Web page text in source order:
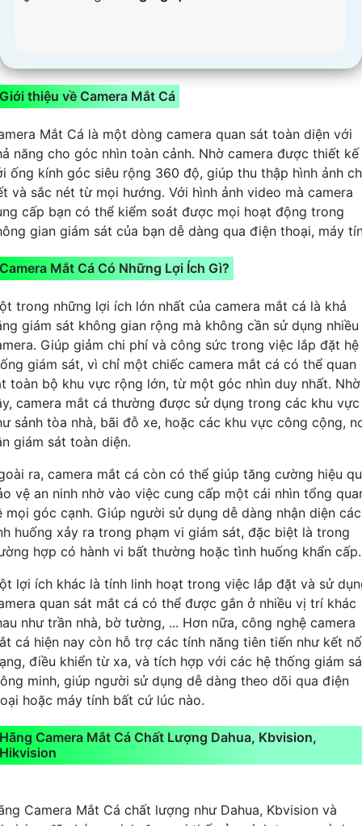
Giới thiệu về Camera Mắt Cá
Mắt Cá là một dòng camera quan sát toàn diện với
năng cho góc nhìn toàn cảnh. Nhờ camera được thiết kế
ống kính góc siêu rộng 360 độ, giúp thu thập hình ảnh
và sắc nét từ mọi hướng. Với hình ảnh video mà camera
cấp bạn có thể kiểm soát được mọi hoạt động trong
gian giám sát của bạn dễ dàng qua điện thoại, máy
Camera Mắt Cá Có Những Lợi Ích Gì?
trong những lợi ích lớn nhất của camera mắt cá là khả
giám sát không gian rộng mà không cần sử dụng nhiều
Giúp giảm chi phí và công sức trong việc lắp đặt hệ
giám sát, vì chỉ một chiếc camera mắt cá có thể quan
toàn bộ khu vực rộng lớn, từ một góc nhìn duy nhất. Nhờ
camera mắt cá thường được sử dụng trong các khu vực
sảnh tòa nhà, bãi đỗ xe, hoặc các khu vực công cộng,
giám sát toàn diện.
ra, camera mắt cá còn có thể giúp tăng cường hiệu
vệ an ninh nhờ vào việc cung cấp một cái nhìn tổng
mọi góc cạnh. Giúp người sử dụng dễ dàng nhận diện các
huống xảy ra trong phạm vi giám sát, đặc biệt là trong
hợp có hành vi bất thường hoặc tình huống khẩn cấp.
lợi ích khác là tính linh hoạt trong việc lắp đặt và sử
quan sát mắt cá có thể được gắn ở nhiều vị trí khác
như trần nhà, bờ tường, ... Hơn nữa, công nghệ camera
cá hiện nay còn hỗ trợ các tính năng tiên tiến như kết
điều khiển từ xa, và tích hợp với các hệ thống giám
minh, giúp người sử dụng dễ dàng theo dõi qua điện
hoặc máy tính bất cứ lúc nào.
Hãng Camera Mắt Cá Chất Lượng Dahua, Kbvision,
Hikvision
Camera Mắt Cá chất lượng như Dahua, Kbvision và